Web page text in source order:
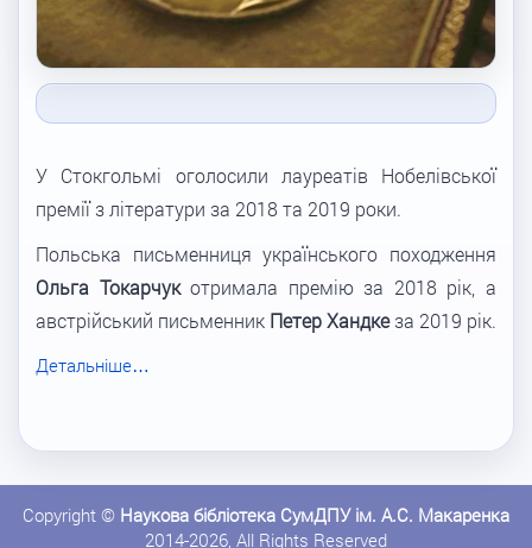
У Стокгольмі оголосили лауреатів Нобелівської
премії з літератури за 2018 та 2019 роки.
Польська письменниця українського походження
Ольга Токарчукотримала премію за 2018 рік, а
австрійський письменник Петер Хандкеза 2019 рік.
Детальніше…
Copyright © Наукова бібліотека СумДПУ ім. А.С. Макаренка
2014-2026, All Rights Reserved